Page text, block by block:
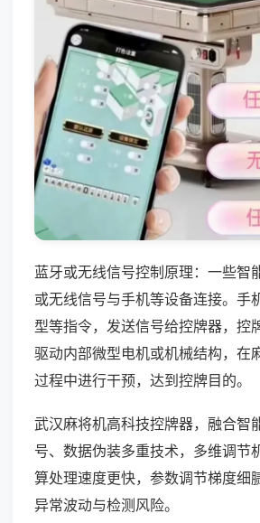
蓝牙或无线信号控制原理：一些智
或无线信号与手机等设备连接。手
型等指令，发送信号给控牌器，控
驱动内部微型电机或机械结构，在
过程中进行干预，达到控牌目的。
武汉麻将机高科技控牌器，融合智
号、数据伪装多重技术，多维调节
算处理速度更快，参数调节梯度细
异常波动与检测风险。